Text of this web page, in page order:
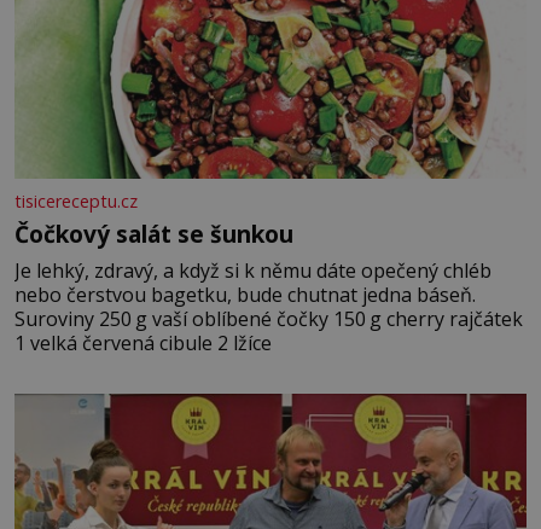
tisicereceptu.cz
Čočkový salát se šunkou
Je lehký, zdravý, a když si k němu dáte opečený chléb
nebo čerstvou bagetku, bude chutnat jedna báseň.
Suroviny 250 g vaší oblíbené čočky 150 g cherry rajčátek
1 velká červená cibule 2 lžíce